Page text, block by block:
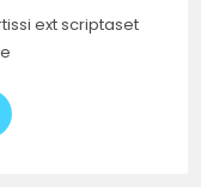
ext scriptaset